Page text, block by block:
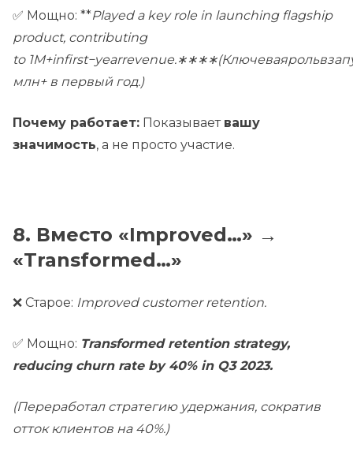
✅ Мощно: **Played a key role in launching flagship
product, contributing
to
млн+ в первый год.)
Почему работает: Показывает вашу
значимость, а не просто участие.
8. Вместо «Improved…» →
«Transformed…»
❌ Старое: Improved customer retention.
✅ Мощно: Transformed retention strategy,
reducing churn rate by 40% in Q3 2023.
(Переработал стратегию удержания, сократив
отток клиентов на 40%.)